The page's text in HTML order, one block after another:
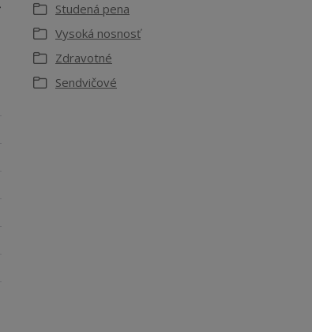
Studená pena
Vysoká nosnosť
Zdravotné
Sendvičové